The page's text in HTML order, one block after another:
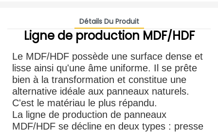
Détails Du Produit
Ligne de production MDF/HDF
Le MDF/HDF possède une surface dense et
lisse ainsi qu'une âme uniforme. Il se prête
bien à la transformation et constitue une
alternative idéale aux panneaux naturels.
C'est le matériau le plus répandu.
La ligne de production de panneaux
MDF/HDF se décline en deux types : presse